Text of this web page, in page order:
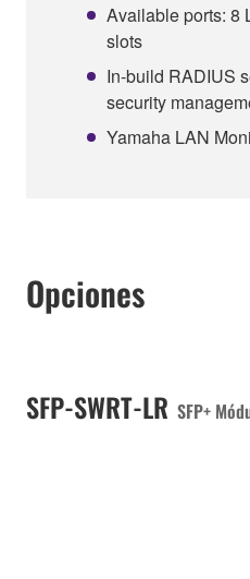
Available ports: 8
slots
In-build RADIUS
security
Yamaha LAN
Opciones
SFP-SWRT-LR SFP+